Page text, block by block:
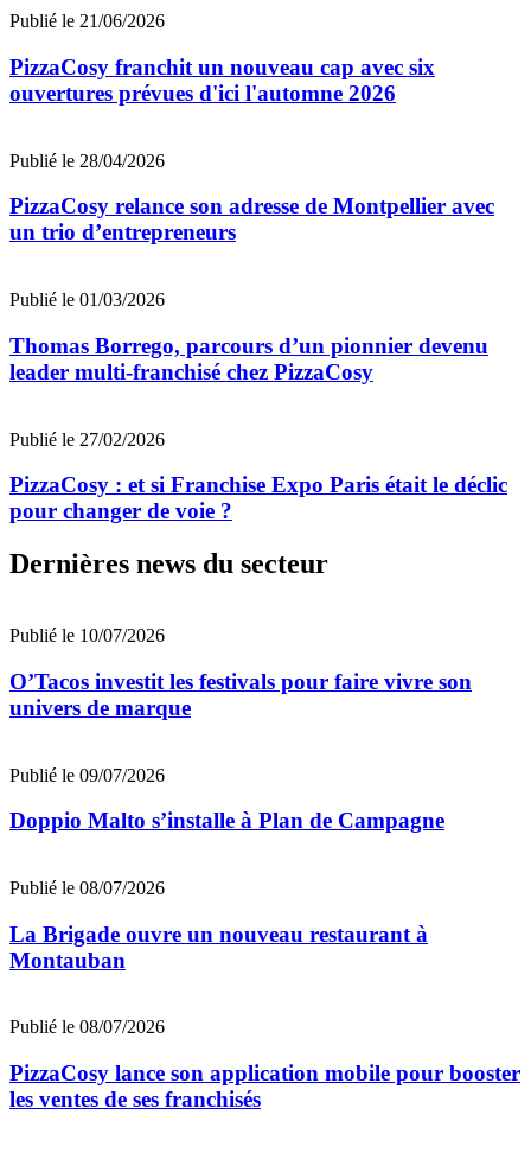
Publié le 21/06/2026
PizzaCosy franchit un nouveau cap avec six
ouvertures prévues d'ici l'automne 2026
Publié le 28/04/2026
PizzaCosy relance son adresse de Montpellier avec
un trio d’entrepreneurs
Publié le 01/03/2026
Thomas Borrego, parcours d’un pionnier devenu
leader multi-franchisé chez PizzaCosy
Publié le 27/02/2026
PizzaCosy : et si Franchise Expo Paris était le déclic
pour changer de voie ?
Dernières news du secteur
Publié le 10/07/2026
O’Tacos investit les festivals pour faire vivre son
univers de marque
Publié le 09/07/2026
Doppio Malto s’installe à Plan de Campagne
Publié le 08/07/2026
La Brigade ouvre un nouveau restaurant à
Montauban
Publié le 08/07/2026
PizzaCosy lance son application mobile pour booster
les ventes de ses franchisés